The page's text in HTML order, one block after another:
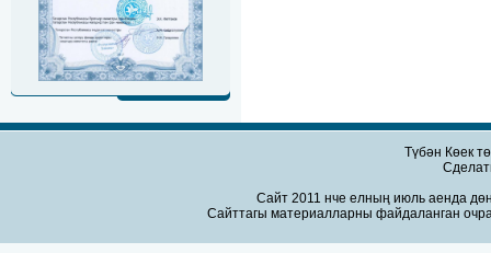
Түбән Көек
Сайт 2011 нче елның июль аенда
Сайттагы материалларны файдаланган